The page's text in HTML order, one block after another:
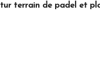
terrain de padel et